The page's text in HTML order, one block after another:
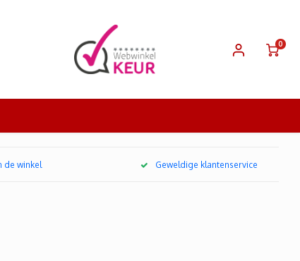
0
de winkel Geweldige klantenservice